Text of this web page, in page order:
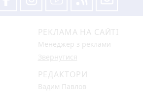
РЕКЛАМА НА САЙТІ
Менеджер з реклами
Звернутися
РЕДАКТОРИ
Вадим Павлов